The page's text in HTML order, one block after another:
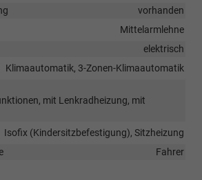
vorhanden
Mittelarmlehne
elektrisch
Klimaautomatik, 3-Zonen-Klimaautomatik
mit Lenkradheizung, mit
Isofix (Kindersitzbefestigung), Sitzheizung
Fahrer